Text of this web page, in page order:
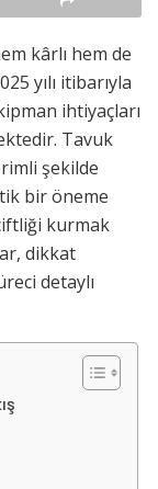
kârlı hem de
yılı itibarıyla
ihtiyaçları
Tavuk
şekilde
bir öneme
kurmak
dikkat
detaylı